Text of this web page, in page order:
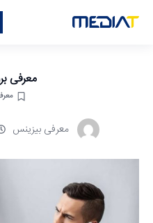
معرفی
معرفی بیزینس